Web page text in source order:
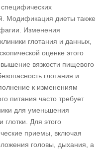
Модификация диеты также
Изменения
глотания и данных,
оценке этого
вязкости пищевого
глотания и
к изменениям
питания часто требует
для уменьшения
глотки. Для этого
приемы, включая
головы, дыхания, а